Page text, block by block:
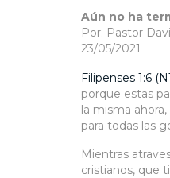
Aún no ha
Por: Pastor
23/05/2021
Filipenses 1:6
porque estas
la misma
para todas las
Mientras
cristianos, que